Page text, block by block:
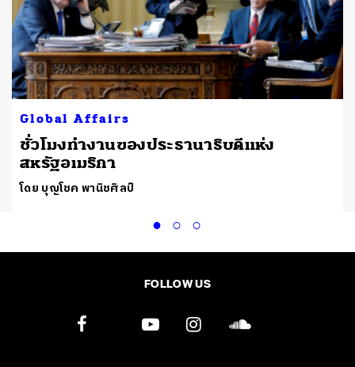
Global Affairs
ชั่วโมงทำงานของประธานาธิบดีแห่ง
สหรัฐอเมริกา
โดย บุญโชค พานิชศิลป์
FOLLOW US